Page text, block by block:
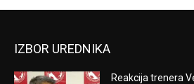
IZBOR UREDNIKA
Reakcija trenera